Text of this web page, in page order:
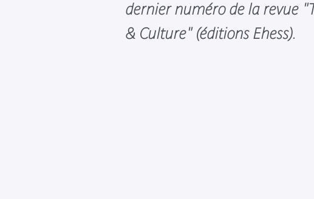
dernier numéro de la revue
& Culture" (éditions Ehess).